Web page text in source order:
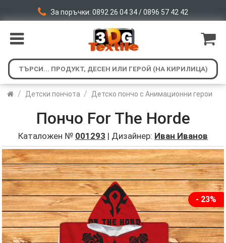
За поръчки: 0892 26 04 34 / 0896 57 42 42
/ Детски пончота / Детско пончо с Анимационни герои
Пончо For The Horde
Каталожен № 001293 | Дизайнер: Иван Иванов
- 23%